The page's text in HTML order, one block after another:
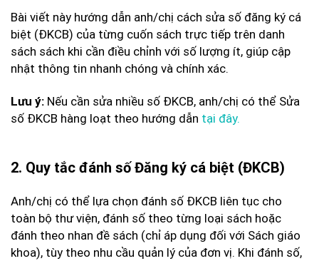
Bài viết này hướng dẫn anh/chị cách sửa số đăng ký cá
biệt (ĐKCB) của từng cuốn sách trực tiếp trên danh
sách sách khi cần điều chỉnh với số lượng ít, giúp cập
nhật thông tin nhanh chóng và chính xác.
Lưu ý: Nếu cần sửa nhiều số ĐKCB, anh/chị có thể Sửa
số ĐKCB hàng loạt theo hướng dẫn tại đây.
2. Quy tắc đánh số Đăng ký cá biệt (ĐKCB)
Anh/chị có thể lựa chọn đánh số ĐKCB liên tục cho
toàn bộ thư viện, đánh số theo từng loại sách hoặc
đánh theo nhan đề sách (chỉ áp dụng đối với Sách giáo
khoa), tùy theo nhu cầu quản lý của đơn vị. Khi đánh số,